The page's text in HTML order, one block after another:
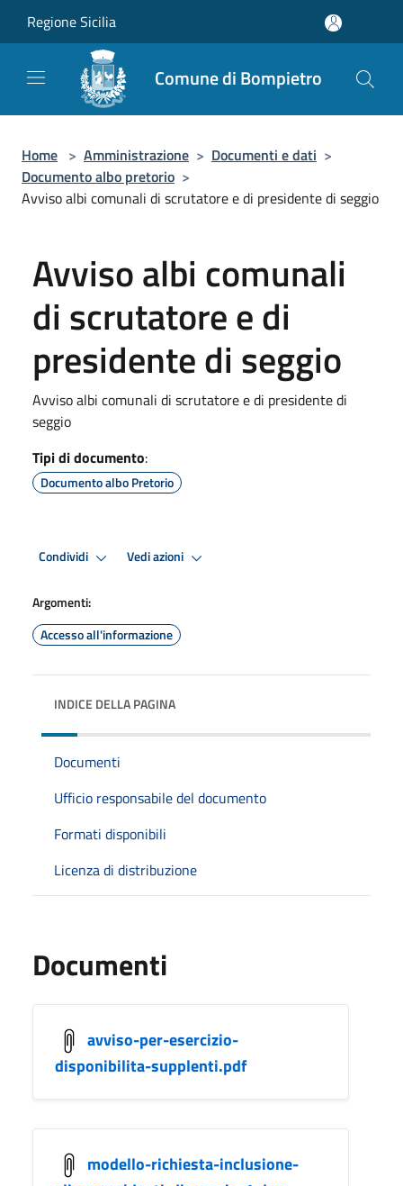
Regione Sicilia
Comune di Bompietro
Home > Amministrazione > Documenti e dati >
Documento albo pretorio >
Avviso albi comunali di scrutatore e di presidente di seggio
Avviso albi comunali
di scrutatore e di
presidente di seggio
Avviso albi comunali di scrutatore e di presidente di
seggio
Tipi di documento:
Documento albo Pretorio
Condividi Vedi azioni
Argomenti:
Accesso all'informazione
INDICE DELLA PAGINA
Documenti
Ufficio responsabile del documento
Formati disponibili
Licenza di distribuzione
Documenti
avviso-per-esercizio-
disponibilita-supplenti.pdf
modello-richiesta-inclusione-